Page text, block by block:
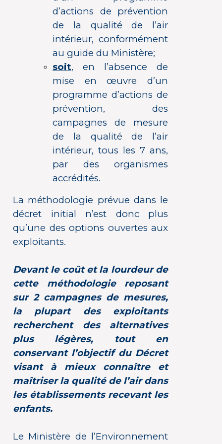
d’actions de prévention
de la qualité de l’air
intérieur, conformément
au guide du Ministère;
soit, en l’absence de
mise en œuvre d’un
programme d’actions de
prévention, des
campagnes de mesure
de la qualité de l’air
intérieur, tous les 7 ans,
par des organismes
accrédités.
La méthodologie prévue dans le
décret initial n’est donc plus
qu’une des options ouvertes aux
exploitants.
Devant le coût et la lourdeur de
cette méthodologie reposant
sur 2 campagnes de mesures,
la plupart des exploitants
recherchent des alternatives
plus légères, tout en
conservant l’objectif du Décret
visant à mieux connaître et
maîtriser la qualité de l’air dans
les établissements recevant les
enfants.
Le Ministère de l’Environnement